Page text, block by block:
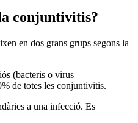
conjuntivitis?
en dos grans grups segons la
(bacteris o virus
de totes les conjuntivitis.
a una infecció. Es